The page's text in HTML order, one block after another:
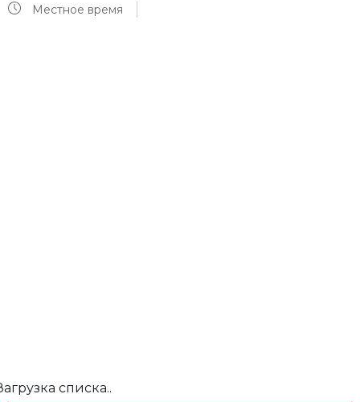
Местное время
списка..